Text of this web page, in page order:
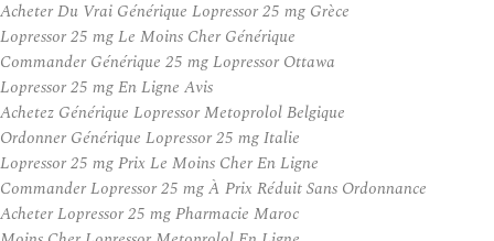
Acheter Du Vrai Générique Lopressor 25 mg Grèce
Lopressor 25 mg Le Moins Cher Générique
Commander Générique 25 mg Lopressor Ottawa
Lopressor 25 mg En Ligne Avis
Achetez Générique Lopressor Metoprolol Belgique
Ordonner Générique Lopressor 25 mg Italie
Lopressor 25 mg Prix Le Moins Cher En Ligne
Commander Lopressor 25 mg À Prix Réduit Sans Ordonnance
Acheter Lopressor 25 mg Pharmacie Maroc